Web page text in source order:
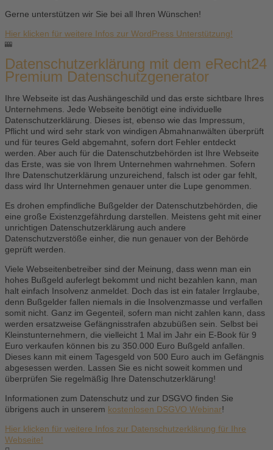
Gerne unterstützen wir Sie bei all Ihren Wünschen!
Hier klicken für weitere Infos zur WordPress Unterstützung!
Datenschutzerklärung mit dem eRecht24
Premium Datenschutzgenerator
Ihre Webseite ist das Aushängeschild und das erste sichtbare Ihres
Unternehmens. Jede Webseite benötigt eine individuelle
Datenschutzerklärung. Dieses ist, ebenso wie das Impressum,
Pflicht und wird sehr stark von windigen Abmahnanwälten überprüft
und für teures Geld abgemahnt, sofern dort Fehler entdeckt
werden. Aber auch für die Datenschutzbehörden ist Ihre Webseite
das Erste, was sie von Ihrem Unternehmen wahrnehmen. Sofern
Ihre Datenschutzerklärung unzureichend, falsch ist oder gar fehlt,
dass wird Ihr Unternehmen genauer unter die Lupe genommen.
Es drohen empfindliche Bußgelder der Datenschutzbehörden, die
eine große Existenzgefährdung darstellen. Meistens geht mit einer
unrichtigen Datenschutzerklärung auch andere
Datenschutzverstöße einher, die nun genauer von der Behörde
geprüft werden.
Viele Webseitenbetreiber sind der Meinung, dass wenn man ein
hohes Bußgeld auferlegt bekommt und nicht bezahlen kann, man
halt einfach Insolvenz anmeldet. Doch das ist ein fataler Irrglaube,
denn Bußgelder fallen niemals in die Insolvenzmasse und verfallen
somit nicht. Ganz im Gegenteil, sofern man nicht zahlen kann, dass
werden ersatzweise Gefängnisstrafen abzubüßen sein. Selbst bei
Kleinstunternehmern, die vielleicht 1 Mal im Jahr ein E-Book für 9
Euro verkaufen können bis zu 350.000 Euro Bußgeld anfallen.
Dieses kann mit einem Tagesgeld von 500 Euro auch im Gefängnis
abgesessen werden. Lassen Sie es nicht soweit kommen und
überprüfen Sie regelmäßig Ihre Datenschutzerklärung!
Informationen zum Datenschutz und zur DSGVO finden Sie
übrigens auch in unserem kostenlosen DSGVO Webinar!
Hier klicken für weitere Infos zur Datenschutzerklärung für Ihre
Webseite!